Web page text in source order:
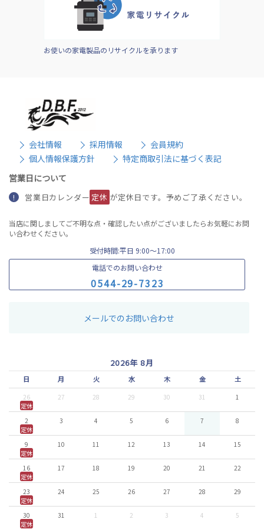
お使いの家電製品のリサイクルを承ります
会社情報 採用情報
会員規約
個人情報保護方針
特定商取引法に基づく表記
営業日について
! 営業日カレンダー 定休 が定休日です。予めご了承ください。
当店に関しましてご不明な点・確認したい点がございましたらお気軽にお問
い合わせください。
受付時間:平日 9:00〜17:00
電話でのお問い合わせ
0544-29-7323
メールでのお問い合わせ
2026年 8月
日 月 火 水 木 金 土
26 27 28 29 30 31
1
定休
2
3 4 5 6 7
8
定休
9
10 11 12 13 14
15
定休
16
17 18 19 20 21
22
定休
23
24 25 26 27 28
29
定休
30
31 1 2 3 4
5
定休